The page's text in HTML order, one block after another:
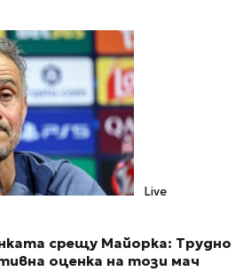
Live
срещу Майорка: Трудно
оценка на този мач